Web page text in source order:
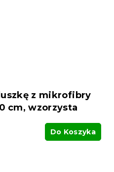
z mikrofibry
cm, wzorzysta
Do Koszyka